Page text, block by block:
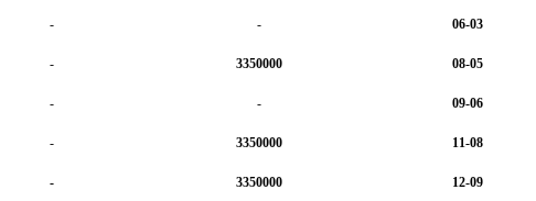
06-03
-
-
08-05
3350000
-
09-06
-
-
11-08
3350000
-
12-09
3350000
-